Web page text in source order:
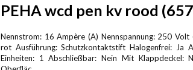
PEHA wcd pen kv rood
Nennstrom: 16 Ampère (A) Nennspannung: 250
rot Ausführung: Schutzkontaktstift Halogenfrei: Ja
Einheiten: 1 Abschließbar: Nein Mit Klappdeckel: